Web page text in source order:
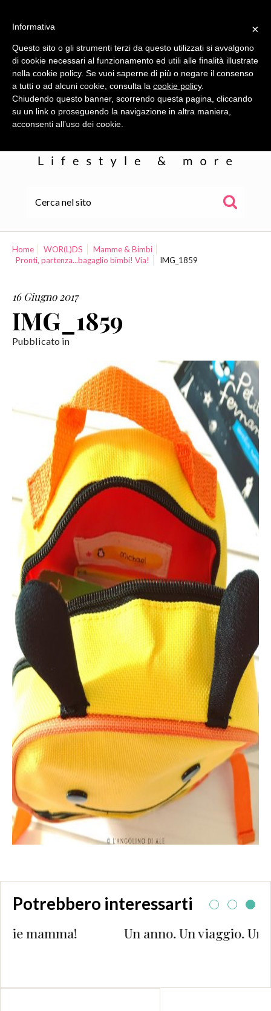
WOR(L)DS
COLLABORAZIONI
CONTATTI
Home WOR(L)DS
Mamme & Bimbi
Pronti, partenza...bagaglio bimbi! Via!
IMG_1859
16 Giugno 2017
IMG_1859
Pubblicato in
Potrebbero interessarti
Un anno. Un viaggio. Una leggenda.
×
Informativa
Questo sito o gli strumenti terzi da questo utilizzati si avvalgono
di cookie necessari al funzionamento ed utili alle finalità illustrate
nella cookie policy. Se vuoi saperne di più o negare il consenso
a tutti o ad alcuni cookie, consulta la cookie policy.
Chiudendo questo banner, scorrendo questa pagina, cliccando
su un link o proseguendo la navigazione in altra maniera,
acconsenti all’uso dei cookie.